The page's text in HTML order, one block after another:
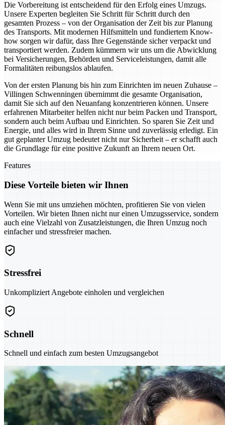
Die Vorbereitung ist entscheidend für den Erfolg eines Umzugs.
Unsere Experten begleiten Sie Schritt für Schritt durch den
gesamten Prozess – von der Organisation der Zeit bis zur Planung
des Transports. Mit modernen Hilfsmitteln und fundiertem Know-
how sorgen wir dafür, dass Ihre Gegenstände sicher verpackt und
transportiert werden. Zudem kümmern wir uns um die Abwicklung
bei Versicherungen, Behörden und Serviceleistungen, damit alle
Formalitäten reibungslos ablaufen.
Von der ersten Planung bis hin zum Einrichten im neuen Zuhause –
Villingen Schwenningen übernimmt die gesamte Organisation,
damit Sie sich auf den Neuanfang konzentrieren können. Unsere
erfahrenen Mitarbeiter helfen nicht nur beim Packen und Transport,
sondern auch beim Aufbau und Einrichten. So sparen Sie Zeit und
Energie, und alles wird in Ihrem Sinne und zuverlässig erledigt. Ein
gut geplanter Umzug bedeutet nicht nur Sicherheit – er schafft auch
die Grundlage für eine positive Zukunft an Ihrem neuen Ort.
Features
Diese Vorteile bieten wir Ihnen
Wenn Sie mit uns umziehen möchten, profitieren Sie von vielen
Vorteilen. Wir bieten Ihnen nicht nur einen Umzugsservice, sondern
auch eine Vielzahl von Zusatzleistungen, die Ihren Umzug noch
einfacher und stressfreier machen.
Stressfrei
Unkompliziert Angebote einholen und vergleichen
Schnell
Schnell und einfach zum besten Umzugsangebot